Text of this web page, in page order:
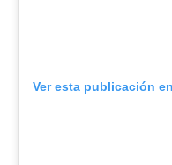
Ver esta publicación